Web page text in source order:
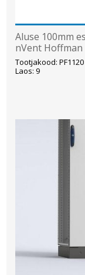
Aluse 100mm
nVent Hoffman
Tootjakood: PF1120
Laos: 9